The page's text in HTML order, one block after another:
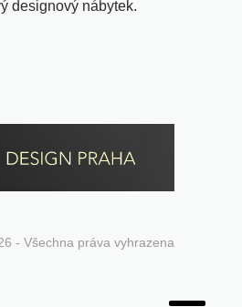
designový nábytek.
- Všechna práva vyhrazena